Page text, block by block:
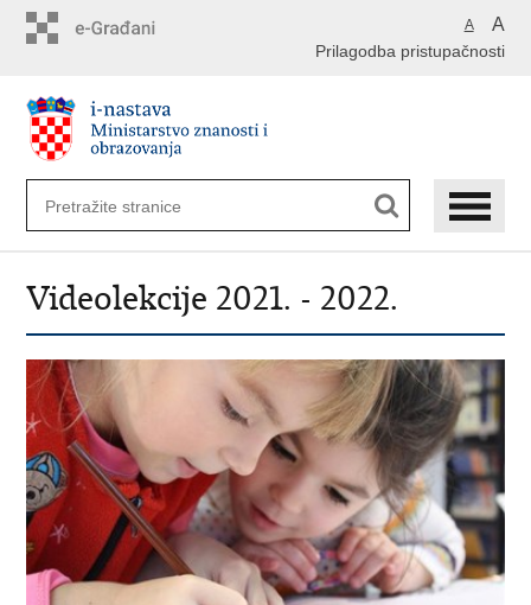
A A
Prilagodba pristupačnosti
Videolekcije 2021. - 2022.